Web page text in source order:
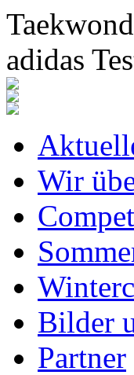
adidas
Wir
Bilder
Partner